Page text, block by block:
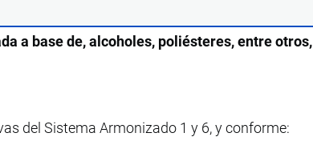
a base de, alcoholes, poliésteres, entre otros,
del Sistema Armonizado 1 y 6, y conforme: